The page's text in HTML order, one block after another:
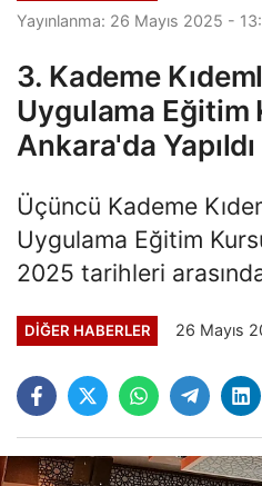
Yayınlanma: 26 Mayıs 2025 -
3. Kademe
Uygulama Eğitim
Ankara'da Yapıldı
Üçüncü Kademe
Uygulama Eğitim
2025 tarihleri
DIĞER HABERLER 26 Mayıs